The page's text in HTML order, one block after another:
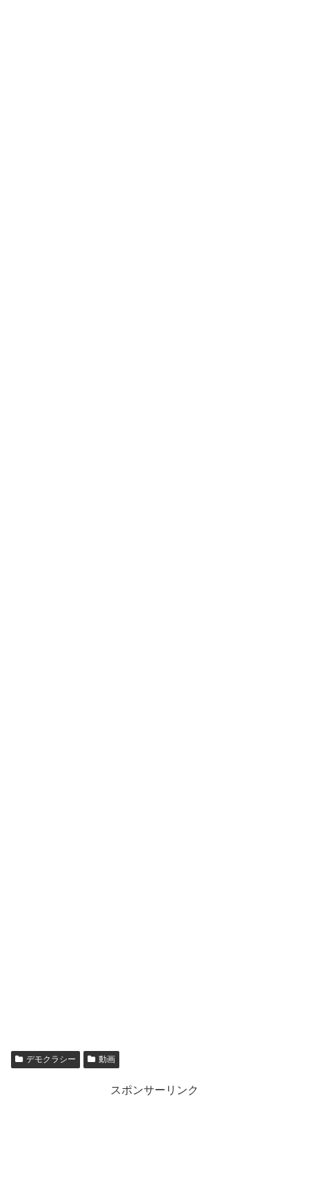
デモクラシー 動画
スポンサーリンク